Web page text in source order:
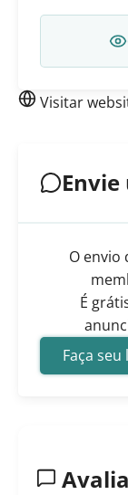
Visitar
O envio
É
Faça